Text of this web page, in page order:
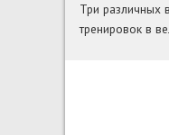
Три различных
тренировок в